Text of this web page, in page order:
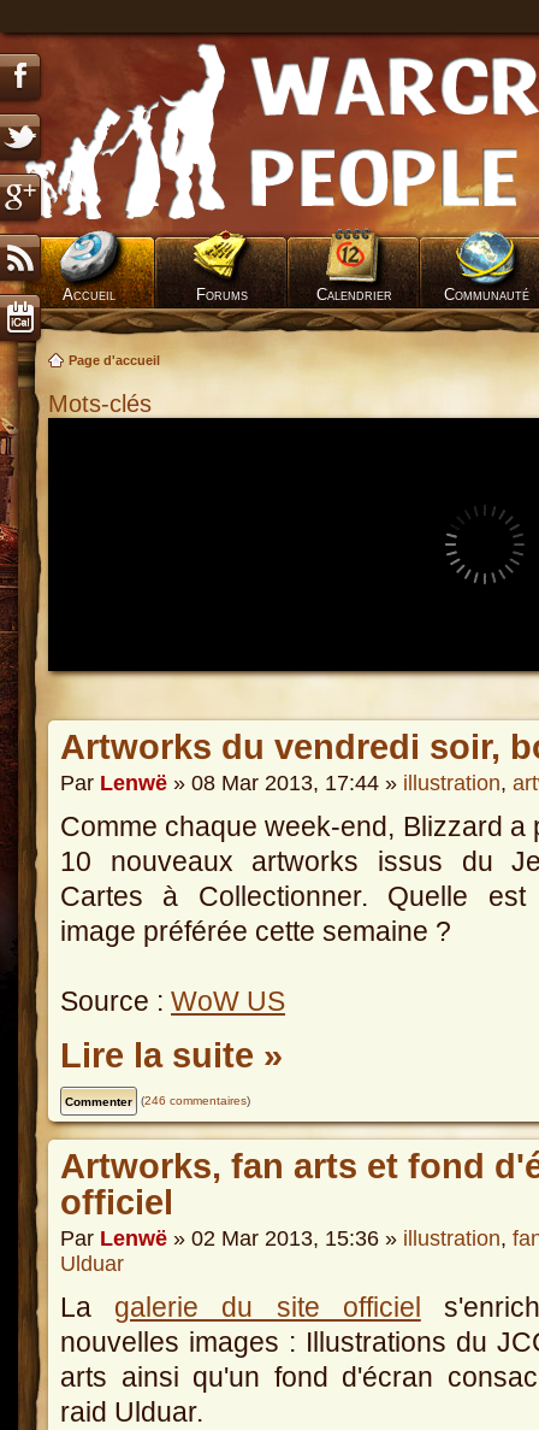
Accueil Forums Calendrier Communauté
Page d'accueil
Mots-clés
Artworks du vendredi soir,
Par Lenwë » 08 Mar 2013, 17:44 » illustration,
Comme chaque week-end, Blizzard a
10 nouveaux artworks issus du
Cartes à Collectionner. Quelle est
image préférée cette semaine ?
Source : WoW US
Lire la suite »
(246 commentaires)
Artworks, fan arts et fond
officiel
Par Lenwë » 02 Mar 2013, 15:36 » illustration,
Ulduar
La galerie du site officiel
nouvelles images : Illustrations du
arts ainsi qu'un fond d'écran
raid Ulduar.